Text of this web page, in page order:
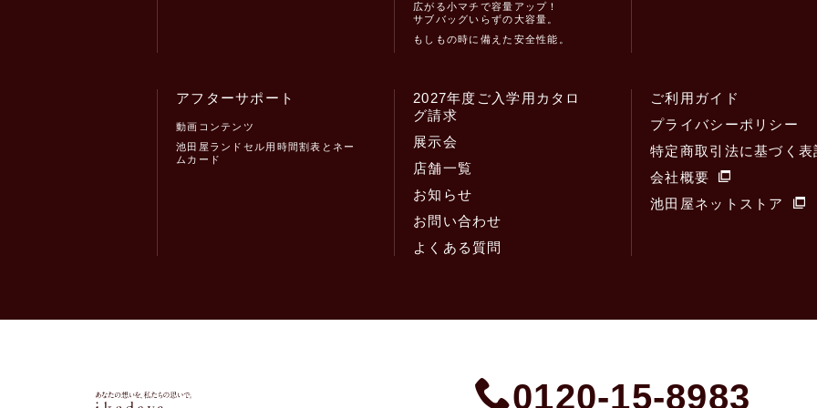
広がる小マチで容量アップ！
サブバッグいらずの大容量。
もしもの時に備えた安全性能。
アフターサポート
動画コンテンツ
池田屋ランドセル用時間割表とネー
ムカード
2027年度ご入学用カタロ
グ請求
展示会
店舗一覧
お知らせ
お問い合わせ
よくある質問
ご利用ガイド
プライバシーポリシー
特定商取引法に基づく表
会社概要
池田屋ネットストア
0120-15-8983